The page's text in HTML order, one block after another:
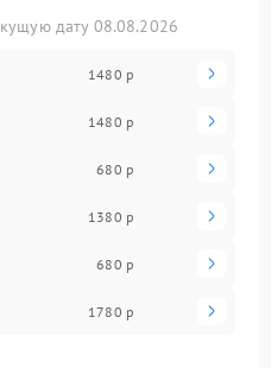
дату 08.08.2026
1480 р
1480 р
680 р
1380 р
680 р
1780 р